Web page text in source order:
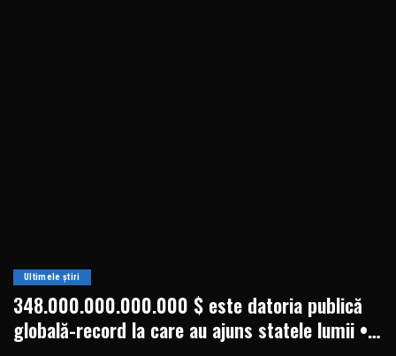
Ultimele știri
348.000.000.000.000 $ este datoria publică
globală-record la care au ajuns statele lumii •